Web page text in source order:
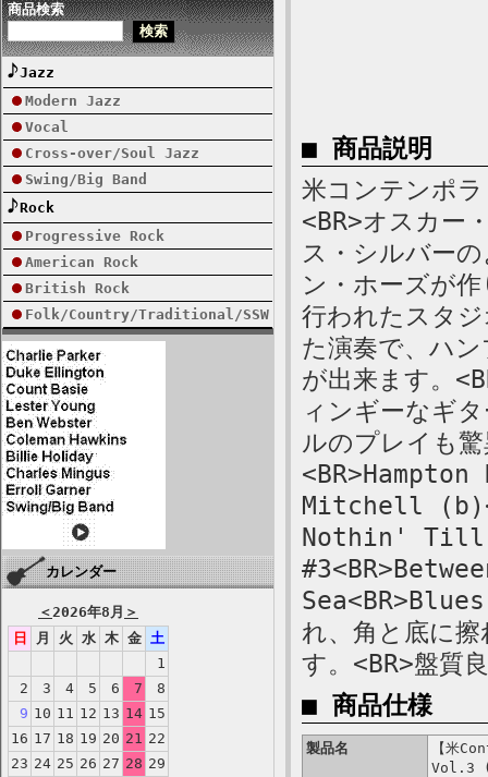
商品検索
Jazz
Modern Jazz
Vocal
Cross-over/Soul Jazz
Swing/Big Band
Rock
Progressive Rock
American Rock
British Rock
Folk/Country/Traditional/SSW
カレンダー
＜2026年8月 ＞
日
月 火 水 木 金 土
1
2
3 4 5 6 7
8
9 10 11 12 13 14 15
16 17 18 19 20 21 22
23 24 25 26 27 28 29
■ 商品説明
米コンテンポ
<BR>オスカー
ス・シルバー
ン・ホーズが
行われたスタ
た演奏で、ハ
が出来ます。
ィンギーなギ
ルのプレイも
Mitchell
Nothin' Till
れ、角と底に
す。<BR>盤質
■ 商品仕様
製品名
【米
Vol.3